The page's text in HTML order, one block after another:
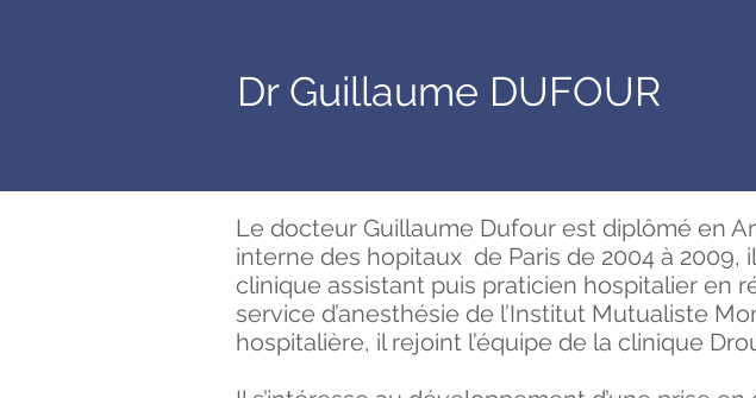
Dr Guillaume DUFOUR
Le docteur Guillaume Dufour est diplômé en
interne des hopitaux de Paris de 2004 à 2009,
clinique assistant puis praticien hospitalier en
service d’anesthésie de l’Institut Mutualiste
hospitalière, il rejoint l’équipe de la clinique